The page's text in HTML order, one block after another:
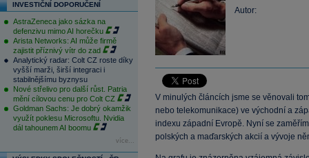
INVESTIČNÍ DOPORUČENÍ
AstraZeneca jako sázka na
defenzivu mimo AI horečku
Arista Networks: AI může firmě
zajistit příznivý vítr do zad
Analytický radar: Colt CZ roste díky
vyšší marži, širší integraci i
stabilnějšímu byznysu
Nové střelivo pro další růst. Patria
mění cílovou cenu pro Colt CZ
Goldman Sachs: Je dobrý okamžik
využít poklesu Microsoftu. Nvidia
dál tahounem AI boomu
více...
Autor:
V minulých článcích jsme se věnovali
nebo telekomunikace) ve východní a
indexu západní Evropě. Nyní se
polských a maďarských akcií a vývoje